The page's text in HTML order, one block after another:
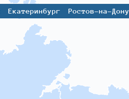
Екатеринбург Ростов-на-Дону